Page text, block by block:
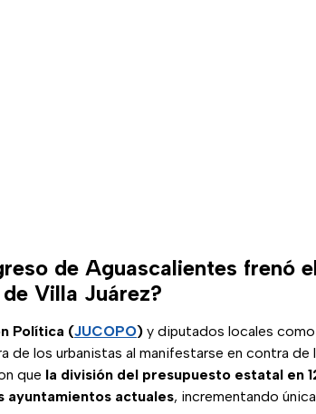
de Aguascalientes frenó
Villa Juárez?
Política (JUCOPO) y diputados locales
de los urbanistas al manifestarse en contra
que la división del presupuesto estatal en
ayuntamientos actuales, incrementando